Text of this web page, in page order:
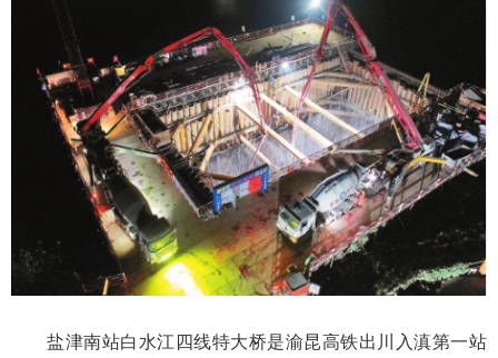
盐津南站白水江四线特大桥是渝昆高铁出川入滇第一站